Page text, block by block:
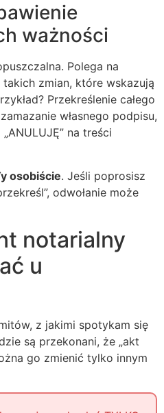
ważności
Polega na
zmian, które wskazują
Przekreślenie całego
własnego podpisu,
na treści
osobiście. Jeśli poprosisz
odwołanie może
notarialny
u
z jakimi spotykam się
są przekonani, że „akt
go zmienić tylko innym